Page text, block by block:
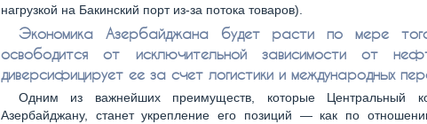
нагрузкой на Бакинский порт из-за потока товаров).
Экономика Азербайджана будет расти по мере
освободится от исключительной зависимости от
диверсифицирует ее за счет логистики и международных
Одним из важнейших преимуществ, которые Центральный
Азербайджану, станет укрепление его позиций — как по